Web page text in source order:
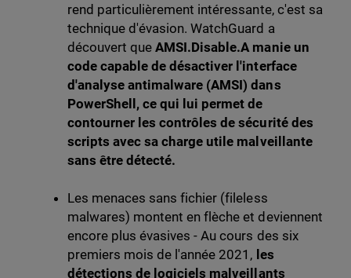
rend particulièrement intéressante, c'est sa
technique d'évasion. WatchGuard a
découvert queAMSI.Disable.A manie un
code capable de désactiver l'interface
d'analyse antimalware (AMSI) dans
PowerShell, ce qui lui permet de
contourner les contrôles de sécurité des
scripts avec sa charge utile malveillante
sans être détecté.
Les menaces sans fichier (fileless
malwares) montent en flèche et deviennent
encore plus évasives - Au cours des six
premiers mois de l'année 2021, les
détections de logiciels malveillants